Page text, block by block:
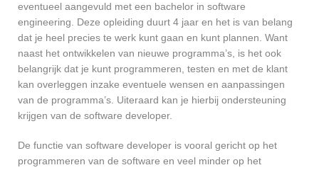
eventueel aangevuld met een bachelor in software
engineering. Deze opleiding duurt 4 jaar en het is van belang
dat je heel precies te werk kunt gaan en kunt plannen. Want
naast het ontwikkelen van nieuwe programma’s, is het ook
belangrijk dat je kunt programmeren, testen en met de klant
kan overleggen inzake eventuele wensen en aanpassingen
van de programma’s. Uiteraard kan je hierbij ondersteuning
krijgen van de software developer.
De functie van software developer is vooral gericht op het
programmeren van de software en veel minder op het